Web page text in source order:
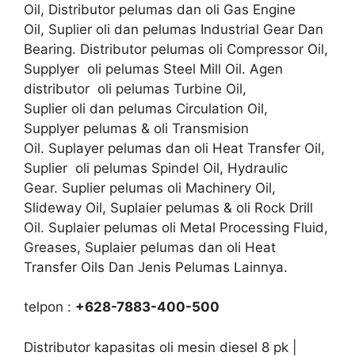
Oil, Distributor pelumas dan oli Gas Engine
Oil, Suplier oli dan pelumas Industrial Gear Dan
Bearing. Distributor pelumas oli Compressor Oil,
Supplyer oli pelumas Steel Mill Oil. Agen
distributor oli pelumas Turbine Oil,
Suplier oli dan pelumas Circulation Oil,
Supplyer pelumas & oli Transmision
Oil. Suplayer pelumas dan oli Heat Transfer Oil,
Suplier oli pelumas Spindel Oil, Hydraulic
Gear. Suplier pelumas oli Machinery Oil,
Slideway Oil, Suplaier pelumas & oli Rock Drill
Oil. Suplaier pelumas oli Metal Processing Fluid,
Greases, Suplaier pelumas dan oli Heat
Transfer Oils Dan Jenis Pelumas Lainnya.
telpon : +628-7883-400-500
Distributor kapasitas oli mesin diesel 8 pk |